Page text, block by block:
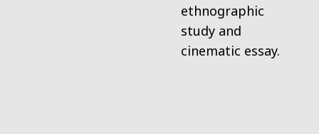
ethnographic
study and
cinematic essay.